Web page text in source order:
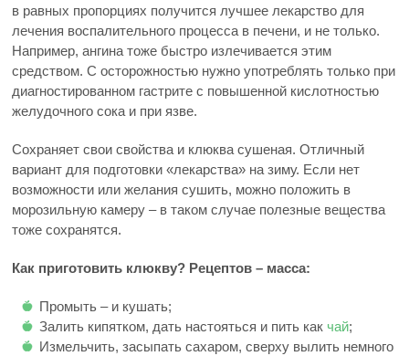
в равных пропорциях получится лучшее лекарство для
лечения воспалительного процесса в печени, и не только.
Например, ангина тоже быстро излечивается этим
средством. С осторожностью нужно употреблять только при
диагностированном гастрите с повышенной кислотностью
желудочного сока и при язве.
Сохраняет свои свойства и клюква сушеная. Отличный
вариант для подготовки «лекарства» на зиму. Если нет
возможности или желания сушить, можно положить в
морозильную камеру – в таком случае полезные вещества
тоже сохранятся.
Как приготовить клюкву? Рецептов – масса:
Промыть – и кушать;
Залить кипятком, дать настояться и пить как чай;
Измельчить, засыпать сахаром, сверху вылить немного